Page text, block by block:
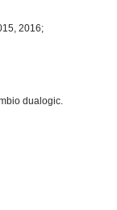
2016;
dualogic.